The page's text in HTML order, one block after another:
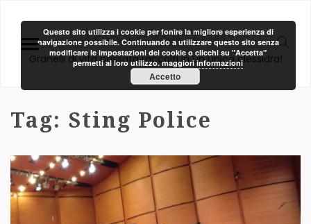
Area Creativa
Granelli di vita passata raccolti in un unica clessidra!
Tag: Sting Police
Questo sito utilizza i cookie per fonire la migliore esperienza di
navigazione possibile. Continuando a utilizzare questo sito senza
modificare le impostazioni dei cookie o clicchi su "Accetta"
permetti al loro utilizzo.maggiori informazioni
Accetto